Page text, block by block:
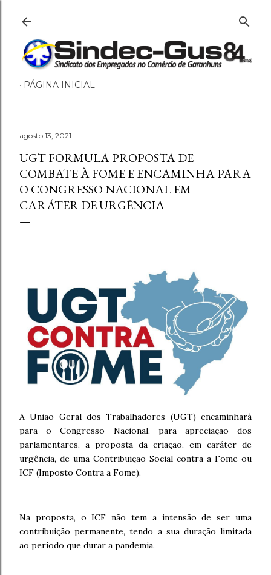
PÁGINA INICIAL
agosto 13, 2021
UGT FORMULA PROPOSTA DE
COMBATE À FOME E ENCAMINHA PARA
O CONGRESSO NACIONAL EM
CARÁTER DE URGÊNCIA
A União Geral dos Trabalhadores (UGT) encaminhará
para o Congresso Nacional, para apreciação dos
parlamentares, a proposta da criação, em caráter de
urgência, de uma Contribuição Social contra a Fome ou
ICF (Imposto Contra a Fome).
Na proposta, o ICF não tem a intensão de ser uma
contribuição permanente, tendo a sua duração limitada
ao período que durar a pandemia.